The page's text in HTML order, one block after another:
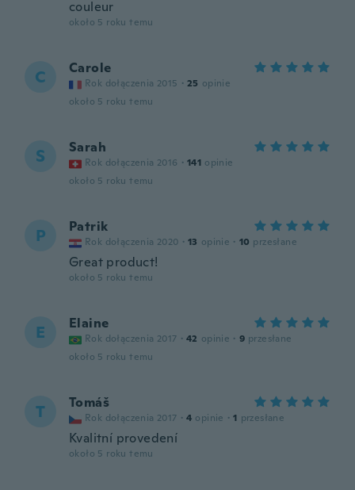
couleur
około 5 roku temu
C Carole
Rok dołączenia 2015 · 25 opinie
około 5 roku temu
S Sarah
Rok dołączenia 2016 · 141 opinie
około 5 roku temu
P Patrik
Rok dołączenia 2020 · 13 opinie · 10 przesłane
Great product!
około 5 roku temu
E Elaine
Rok dołączenia 2017 · 42 opinie · 9 przesłane
około 5 roku temu
T Tomáš
Rok dołączenia 2017 · 4 opinie · 1 przesłane
Kvalitní provedení
około 5 roku temu